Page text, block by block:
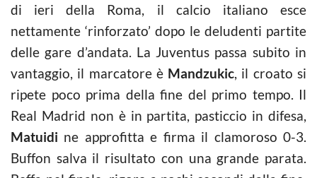
di ieri della Roma, il calcio italiano esce
nettamente ‘rinforzato’ dopo le deludenti partite
delle gare d’andata. La Juventus passa subito in
vantaggio, il marcatore è Mandzukic, il croato si
ripete poco prima della fine del primo tempo. Il
Real Madrid non è in partita, pasticcio in difesa,
Matuidi ne approfitta e firma il clamoroso 0-3.
Buffon salva il risultato con una grande parata.